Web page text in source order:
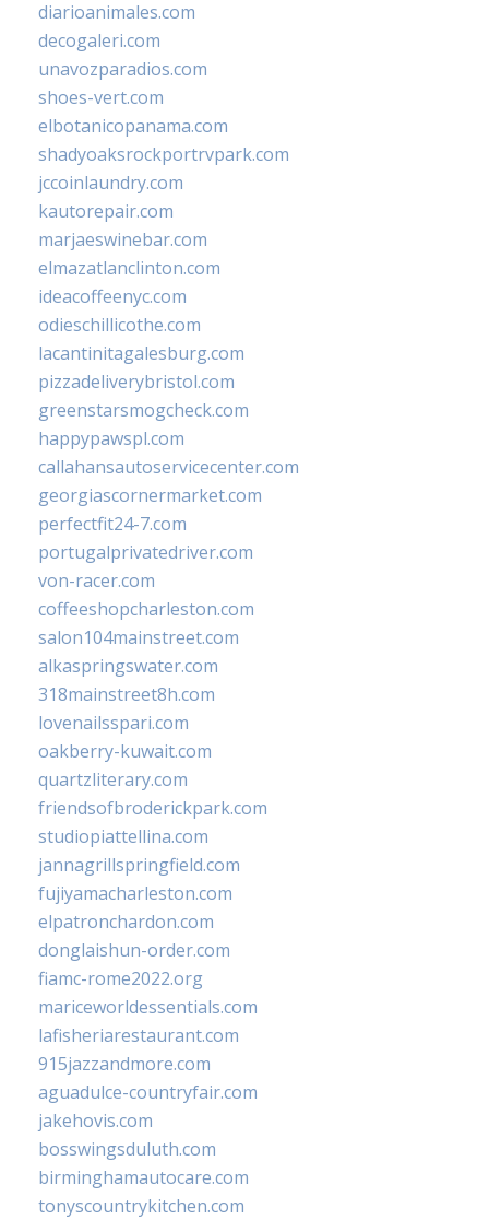
diarioanimales.com
decogaleri.com
unavozparadios.com
shoes-vert.com
elbotanicopanama.com
shadyoaksrockportrvpark.com
jccoinlaundry.com
kautorepair.com
marjaeswinebar.com
elmazatlanclinton.com
ideacoffeenyc.com
odieschillicothe.com
lacantinitagalesburg.com
pizzadeliverybristol.com
greenstarsmogcheck.com
happypawspl.com
callahansautoservicecenter.com
georgiascornermarket.com
perfectfit24-7.com
portugalprivatedriver.com
von-racer.com
coffeeshopcharleston.com
salon104mainstreet.com
alkaspringswater.com
318mainstreet8h.com
lovenailsspari.com
oakberry-kuwait.com
quartzliterary.com
friendsofbroderickpark.com
studiopiattellina.com
jannagrillspringfield.com
fujiyamacharleston.com
elpatronchardon.com
donglaishun-order.com
fiamc-rome2022.org
mariceworldessentials.com
lafisheriarestaurant.com
915jazzandmore.com
aguadulce-countryfair.com
jakehovis.com
bosswingsduluth.com
birminghamautocare.com
tonyscountrykitchen.com